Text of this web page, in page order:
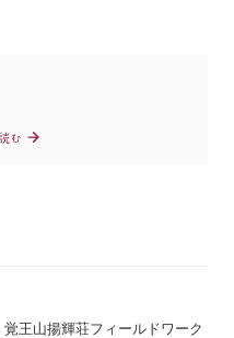
む
覚王山揚輝荘フィールドワーク